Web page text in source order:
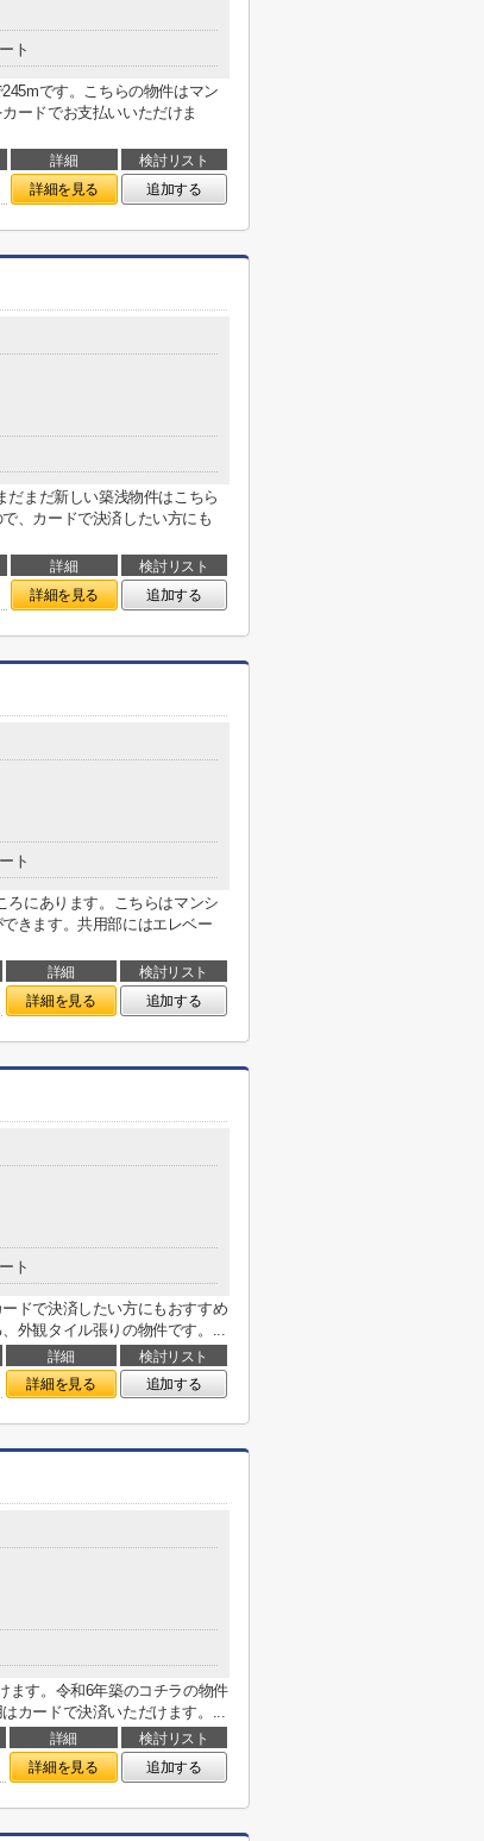
ト
です。こちらの物件はマン
ードでお支払いいただけま
詳細
検討リスト
詳細を見る 追加する
だまだ新しい築浅物件はこちら
、カードで決済したい方にも
詳細
検討リスト
詳細を見る 追加する
ト
ろにあります。こちらはマンシ
きます。共用部にはエレベー
詳細
検討リスト
詳細を見る 追加する
ト
ドで決済したい方にもおすすめ
外観タイル張りの物件です。...
詳細
検討リスト
詳細を見る 追加する
ます。令和6年築のコチラの物件
カードで決済いただけます。...
詳細
検討リスト
詳細を見る 追加する